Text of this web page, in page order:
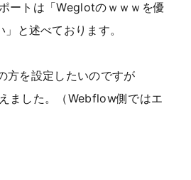
ートは「Weglotのｗｗｗを優
と述べております。
方を設定したいのですが
ました。（Webflow側ではエ